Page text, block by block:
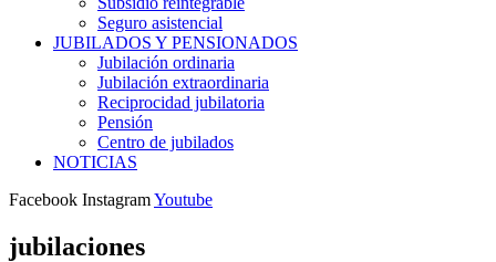
Seguro asistencial
JUBILADOS Y PENSIONADOS
Jubilación ordinaria
Jubilación extraordinaria
Reciprocidad jubilatoria
Pensión
Centro de jubilados
NOTICIAS
Facebook InstagramYoutube
jubilaciones